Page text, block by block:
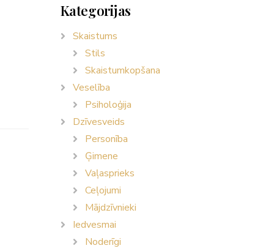
Kategorijas
Skaistums
Stils
Skaistumkopšana
Veselība
Psiholoģija
Dzīvesveids
Personība
Ģimene
Vaļasprieks
Ceļojumi
Mājdzīvnieki
Iedvesmai
Noderīgi